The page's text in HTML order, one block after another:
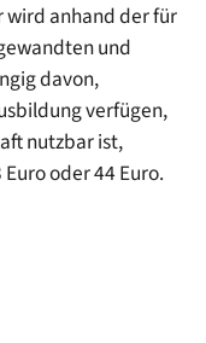
wird anhandder für
und
davon,
verfügen,
nutzbar ist,
Euro oder 44 Euro.